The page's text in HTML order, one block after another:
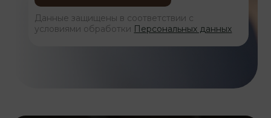
Данные защищены в соответствии с
условиями обработки Персональных данных